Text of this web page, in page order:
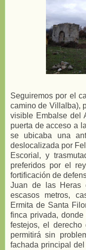
Seguiremos por el
camino de Villalba),
visible Embalse del
puerta de acceso a
se ubicaba una
deslocalizada por
Escorial, y
preferidos por el
fortificación de
Juan de las Heras
escasos metros,
Ermita de Santa
finca privada,
festejos, el
permitirá sin
fachada principal